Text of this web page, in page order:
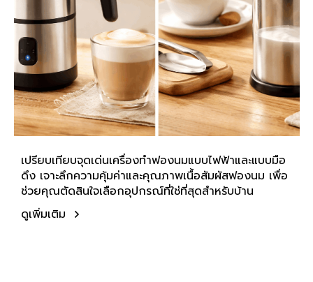
เปรียบเทียบจุดเด่นเครื่องทำฟองนมแบบไฟฟ้าและแบบมือ
ดึง เจาะลึกความคุ้มค่าและคุณภาพเนื้อสัมผัสฟองนม เพื่อ
ช่วยคุณตัดสินใจเลือกอุปกรณ์ที่ใช่ที่สุดสำหรับบ้าน
ดูเพิ่มเติม